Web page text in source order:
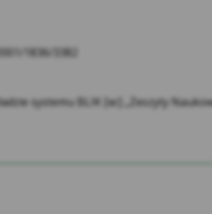
1836/3382
systemu BLIK [w:] „Zeszyty
pod adresem:
adresem:
pod adresem:
się pod adresem:https://wpolityce.pl/